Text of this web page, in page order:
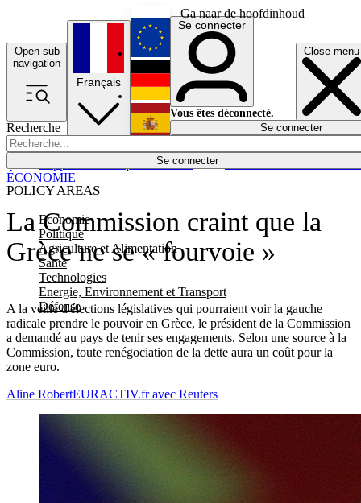
Ga naar de hoofdinhoud
Open sub
navigation
Close menu
Recherche
Se connecter
POLICY AREAS
Economie
Politique
Agriculture et Alimentation
Santé
Technologies
Energie, Environnement et Transport
Défense
Économie
Français
English
Deutsch
Español
Se connecter
Vous êtes déconnecté.
Se connecter
La Commission craint que la
Grèce ne se « fourvoie »
A la veille d'élections législatives qui pourraient voir la gauche
radicale prendre le pouvoir en Grèce, le président de la Commission
a demandé au pays de tenir ses engagements. Selon une source à la
Commission, toute renégociation de la dette aura un coût pour la
zone euro.
ÉCONOMIE
Aline RobertEURACTIV.fr avec Reuters